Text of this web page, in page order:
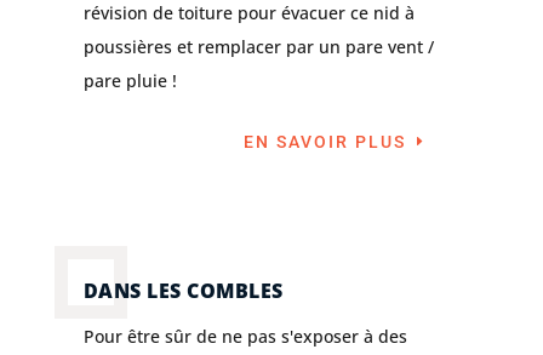
révision de toiture pour évacuer ce nid à
poussières et remplacer par un pare vent /
pare pluie !
EN SAVOIR PLUS
DANS LES COMBLES
Pour être sûr de ne pas s'exposer à des